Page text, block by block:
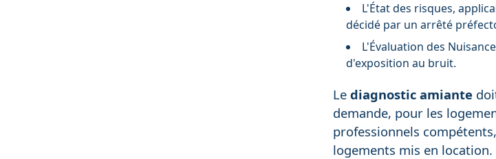
L'État des risques,
décidé par un arrêté
L'Évaluation des
d'exposition au bruit.
Le diagnostic amiante
demande, pour les
professionnels
logements mis en location.